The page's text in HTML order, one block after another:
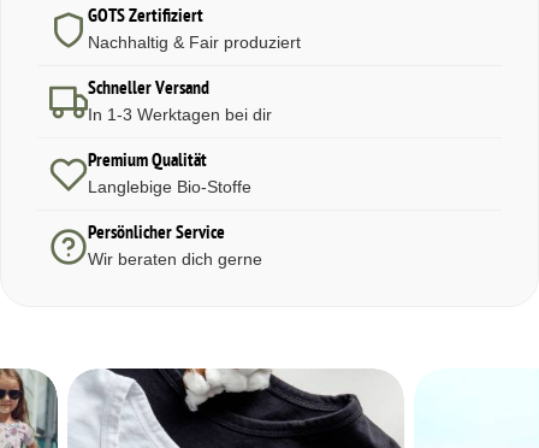
GOTS Zertifiziert
Nachhaltig & Fair produziert
Schneller Versand
In 1-3 Werktagen bei dir
Premium Qualität
Langlebige Bio-Stoffe
Persönlicher Service
Wir beraten dich gerne